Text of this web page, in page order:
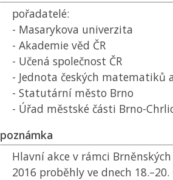
pořadatelé:
- Masarykova univerzita
- Akademie věd ČR
- Učená společnost ČR
- Jednota českých matematiků
- Statutární město Brno
- Úřad městské části Brno-
poznámka
Hlavní akce v rámci
2016 proběhly ve dnech